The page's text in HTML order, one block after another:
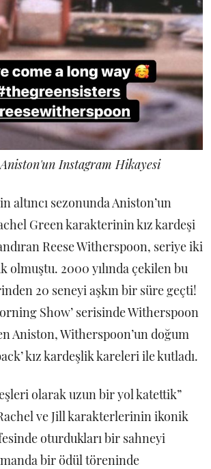
Instagram Hikayesi
altıncı sezonunda Aniston’un
Green karakterinin kız kardeşi
Reese Witherspoon, seriye iki
olmuştu. 2000 yılında çekilen bu
20 seneyi aşkın bir süre geçti!
Show’ serisinde Witherspoon
Aniston, Witherspoon’un doğum
kız kardeşlik kareleri ile kutladı.
olarak uzun bir yol katettik”
ve Jill karakterlerinin ikonik
oturdukları bir sahneyi
bir ödül töreninde